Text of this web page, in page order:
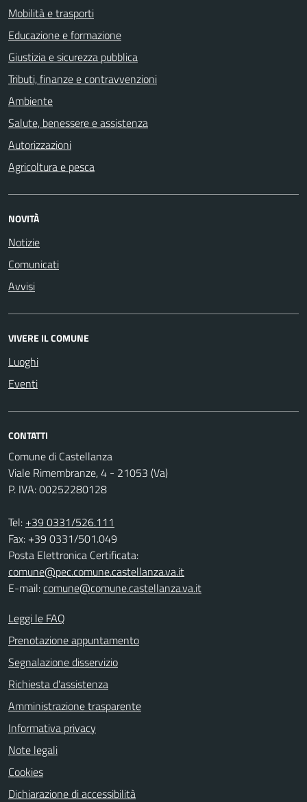
Mobilità e trasporti
Educazione e formazione
Giustizia e sicurezza pubblica
Tributi, finanze e contravvenzioni
Ambiente
Salute, benessere e assistenza
Autorizzazioni
Agricoltura e pesca
NOVITÀ
Notizie
Comunicati
Avvisi
VIVERE IL COMUNE
Luoghi
Eventi
CONTATTI
Comune di Castellanza
Viale Rimembranze, 4 - 21053 (Va)
P. IVA: 00252280128
Tel: +39 0331/526.111
Fax: +39 0331/501.049
Posta Elettronica Certificata:
comune@pec.comune.castellanza.va.it
E-mail:comune@comune.castellanza.va.it
Leggi le FAQ
Prenotazione appuntamento
Segnalazione disservizio
Richiesta d'assistenza
Amministrazione trasparente
Informativa privacy
Note legali
Cookies
Dichiarazione di accessibilità